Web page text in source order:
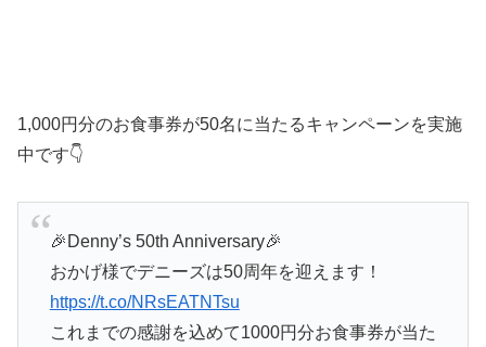
1,000円分のお食事券が50名に当たるキャンペーンを実施
中です👇
🎉Denny’s 50th Anniversary🎉
おかげ様でデニーズは50周年を迎えます！
https://t.co/NRsEATNTsu
これまでの感謝を込めて1000円分お食事券が当た